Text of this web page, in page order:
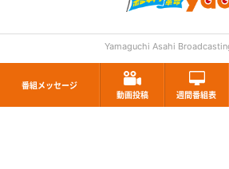
番組メッセージ
動画投稿
週間番組表
Yamaguchi Asahi